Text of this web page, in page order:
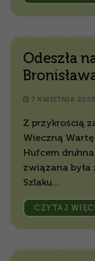
Odeszła
7 KWIETNIA 2023
Z przykrością
Wieczną
Hufcem
związana była
Szlaku…
CZYTAJ